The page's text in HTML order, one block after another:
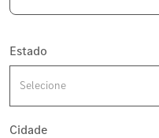
Estado
Cidade